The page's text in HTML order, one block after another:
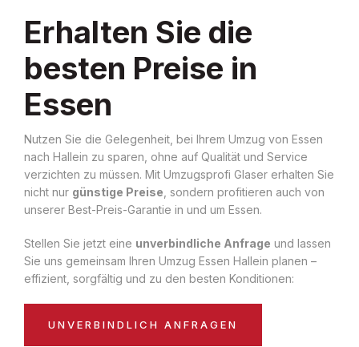
Erhalten Sie die
besten Preise in
Essen
Nutzen Sie die Gelegenheit, bei Ihrem Umzug von Essen
nach Hallein zu sparen, ohne auf Qualität und Service
verzichten zu müssen. Mit Umzugsprofi Glaser erhalten Sie
nicht nur günstige Preise , sondern profitieren auch von
unserer Best-Preis-Garantie in und um Essen.
Stellen Sie jetzt eine unverbindliche Anfrage und lassen
Sie uns gemeinsam Ihren Umzug Essen Hallein planen –
effizient, sorgfältig und zu den besten Konditionen:
UNVERBINDLICH ANFRAGEN